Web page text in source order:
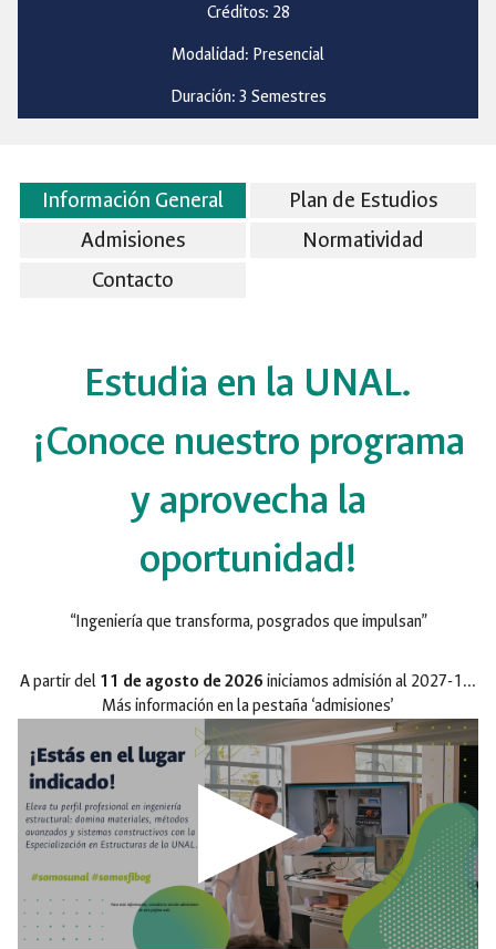
Créditos: 28
Modalidad: Presencial
Duración: 3 Semestres
Información General
Plan de Estudios
Admisiones
Normatividad
Contacto
Estudia en la UNAL.
¡Conoce nuestro programa
y aprovecha la
oportunidad!
“Ingeniería que transforma, posgrados que impulsan”
A partir del 11 de agosto de 2026 iniciamos admisión al 2027-1…
Más información en la pestaña ‘admisiones’